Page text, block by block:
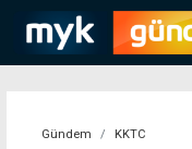
Gündem KKTC